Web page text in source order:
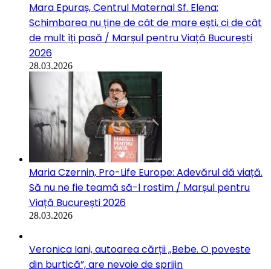
Mara Epuraș, Centrul Maternal Sf. Elena:
Schimbarea nu ține de cât de mare ești, ci de cât
de mult îți pasă / Marșul pentru Viață București
2026
28.03.2026
Maria Czernin, Pro-Life Europe: Adevărul dă viață.
Să nu ne fie teamă să-l rostim / Marșul pentru
Viață București 2026
28.03.2026
Veronica Iani, autoarea cărții „Bebe. O poveste
din burtică”, are nevoie de sprijin